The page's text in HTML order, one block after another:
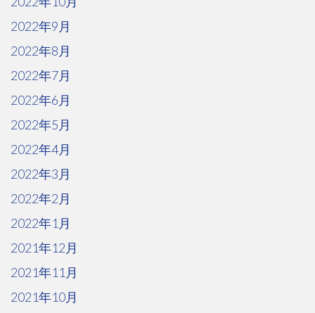
2022年9月
2022年8月
2022年7月
2022年6月
2022年5月
2022年4月
2022年3月
2022年2月
2022年1月
2021年12月
2021年11月
2021年10月